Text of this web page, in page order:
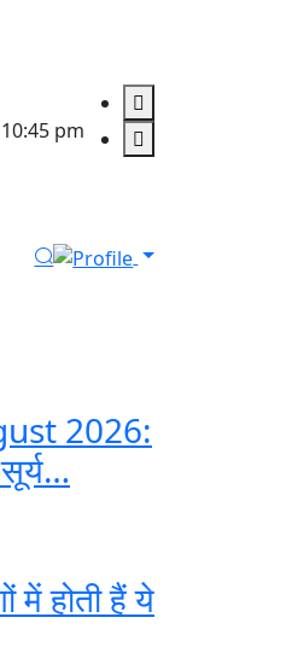
pm
2026:
में होती हैं ये